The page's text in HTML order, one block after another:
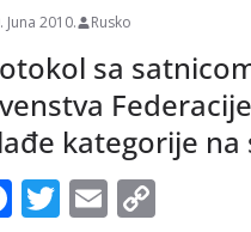
Juna 2010. Rusko
sa
kategorije na
F T E